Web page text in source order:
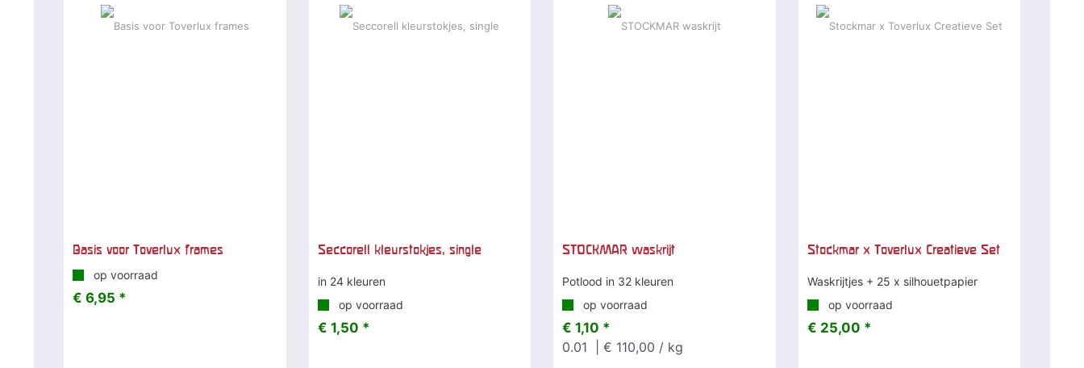
Basis voor Toverlux frames
op voorraad
€ 6,95 *
Seccorell kleurstokjes, single
in 24 kleuren
op voorraad
€ 1,50 *
STOCKMAR waskrijt
Potlood in 32 kleuren
op voorraad
€ 1,10 *
0.01
| € 110,00 / kg
Stockmar x Toverlux Creatieve Set
Waskrijtjes + 25 x silhouetpapier
op voorraad
€ 25,00 *